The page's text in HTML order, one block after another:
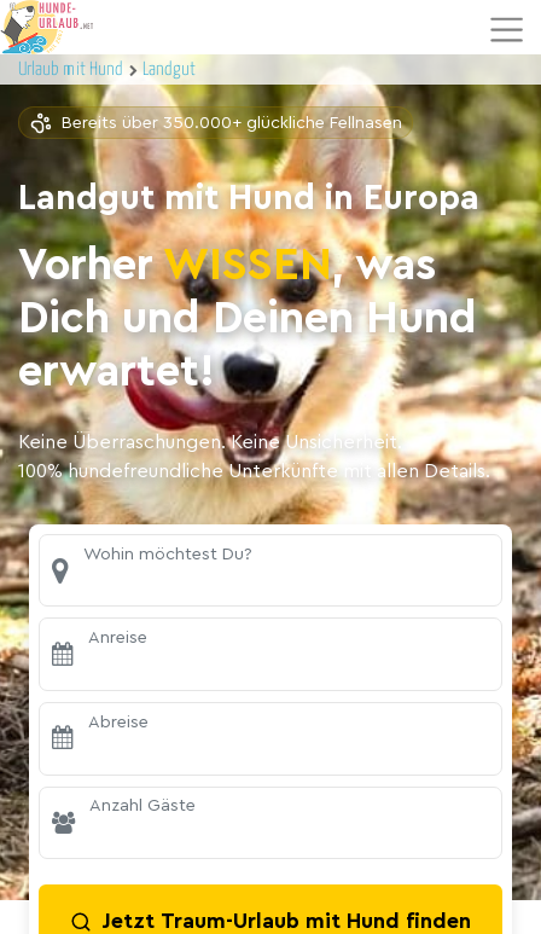
Urlaub mit Hund Landgut
Bereits über 350.000+ glückliche Fellnasen
Landgut mit Hund in Europa
VorherWISSEN, was
Dich und Deinen Hund
erwartet!
Keine Überraschungen. Keine Unsicherheit.
100% hundefreundliche Unterkünfte mit allen Details.
Wohin möchtest Du?
Anreise
Abreise
Anzahl Gäste
Jetzt Traum-Urlaub mit Hund finden